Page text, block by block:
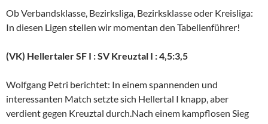
Ob Verbandsklasse, Bezirksliga, Bezirksklasse oder Kreisliga:
In diesen Ligen stellen wir momentan den Tabellenführer!
(VK) Hellertaler SF I : SV Kreuztal I : 4,5:3,5
Wolfgang Petri berichtet: In einem spannenden und
interessanten Match setzte sich Hellertal I knapp, aber
verdient gegen Kreuztal durch.Nach einem kampflosen Sieg